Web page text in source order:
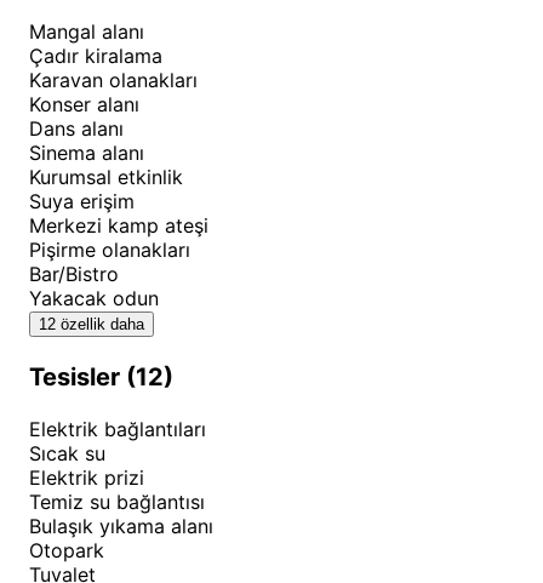
🏖️ Plaj Keyfi ve Sahil Aktiviteleri
Sivrice Koyu'nun çakıllı sahili, deniz kenarında vakit
geçirmeyi sevenler için rahat alanlar sunuyor. Plaj
voleybolu ve frizbi gibi eğlenceli oyunlar için uygun
alanlar bulunuyor. Sahilde yapılan yoga seansları,
denizin sesini dinleyerek yapılan meditasyon, ruh ve
beden sağlığı için oldukça faydalı.
Çocuklu aileler için güvenli oyun alanları ve sığ
kesimlerin varlığı, aile kampçılığı açısından büyük
toplama gibi geleneksel plaj aktiviteleri, çocuklar
🍽️ Yerel Lezzetler ve Ege Mutfağı
Zeytinyağlı sebze yemekleri, taze otlar ve yöresel
peynirler, kampta konaklayan misafirlerin damak
tadına hitap ediyor. Bu lezzetli yolculuk, tatil
Mangal alanı
Çadır kiralama
Karavan olanakları
Konser alanı
Dans alanı
Sinema alanı
Kurumsal etkinlik
Suya erişim
Merkezi kamp ateşi
Pişirme olanakları
Bar/Bistro
Yakacak odun
12 özellik daha
Tesisler (12)
Elektrik bağlantıları
Sıcak su
Elektrik prizi
Temiz su bağlantısı
Bulaşık yıkama alanı
Otopark
Tuvalet